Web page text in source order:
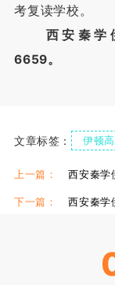
考复读学校。
西安秦学
6659。
文章标签： 伊顿
西安伊顿高考复读
上一篇：
下一篇：